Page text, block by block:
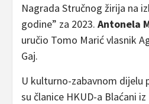
Nagrada Stručnog žirija na
godine” za 2023. Antonela
uručio Tomo Marić vlasnik
Gaj.
U kulturno-zabavnom dijelu
su članice HKUD-a Blaćani